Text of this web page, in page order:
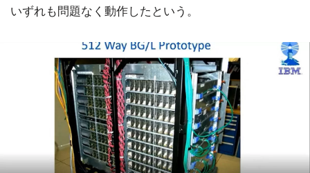
いずれも問題なく動作したという。